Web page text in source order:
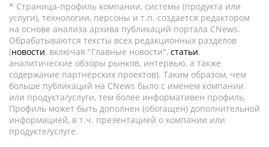
* Страница-профиль компании, системы (продукта или
услуги), технологии, персоны и т.п. создается редактором
на основе анализа архива публикаций портала CNews.
Обрабатываются тексты всех редакционных разделов
(новости, включая "Главные новости", статьи,
аналитические обзоры рынков, интервью, а также
содержание партнёрских проектов). Таким образом, чем
больше публикаций на CNews было с именем компании
или продукта/услуги, тем более информативен профиль.
Профиль может быть дополнен (обогащен) дополнительной
информацией, в т.ч. презентацией о компании или
продукте/услуге.